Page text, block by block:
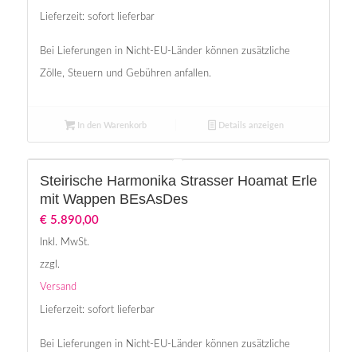
Lieferzeit: sofort lieferbar
Bei Lieferungen in Nicht-EU-Länder können zusätzliche
Zölle, Steuern und Gebühren anfallen.
In den Warenkorb Details anzeigen
Steirische Harmonika Strasser Hoamat Erle
mit Wappen BEsAsDes
€5.890,00
Inkl. MwSt.
zzgl.
Versand
Lieferzeit: sofort lieferbar
Bei Lieferungen in Nicht-EU-Länder können zusätzliche